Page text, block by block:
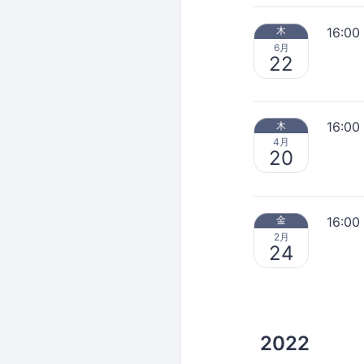
木
6月
22
16:00
木
4月
20
16:00
金
2月
24
16:00
2022